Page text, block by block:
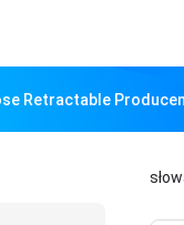
Retractable